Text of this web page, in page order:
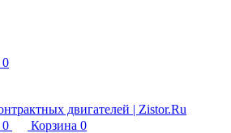
0
0 Корзина 0